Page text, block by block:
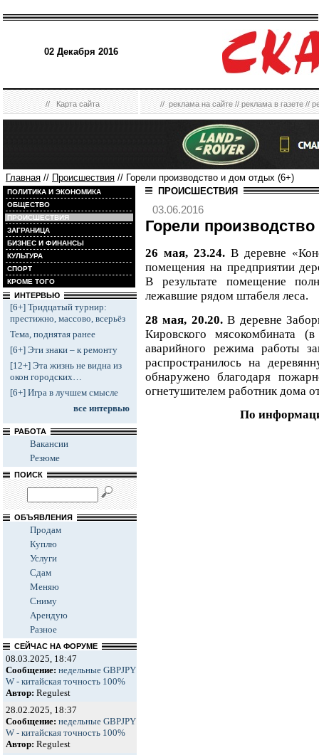
02 Декабря 2016
//Карта сайта //реклама на сайте//реклама в газете//
Главная // Происшествия // Горели производство и дом отдых (6+)
ПОЛИТИКА И ЭКОНОМИКА
ОБЩЕСТВО
ПРОИСШЕСТВИЯ
ЗАГРАНИЦА
БИЗНЕС И ФИНАНСЫ
КУЛЬТУРА
СПОРТ
КРОМЕ ТОГО
ИНТЕРВЬЮ
[6+] Тридцатый турнир:
престижно, массово, всерьёз
Тема, поднятая ранее
[6+] Эти знаки – к ремонту
[12+] Эта жизнь не видна из
окон городских…
[6+] Игра в лучшем смысле
все интервью
РАБОТА
Вакансии
Резюме
ПОИСК
ОБЪЯВЛЕНИЯ
Продам
Куплю
Услуги
Сдам
Меняю
Сниму
Арендую
Разное
СЕЙЧАС НА ФОРУМЕ
08.03.2025, 18:47
Сообщение: недельные GBPJPY
W - китайская точность 100%
Автор: Regulest
28.02.2025, 18:37
Сообщение: недельные GBPJPY
W - китайская точность 100%
Автор: Regulest
ПРОИСШЕСТВИЯ
03.06.2016
Горели
26 мая, 23.24. В деревне
помещения на предприятии
В результате помещение
лежавшие рядом штабеля леса.
28 мая, 20.20.В деревне
Кировского мясокомбината
аварийного режима работы
распространилось на
обнаружено благодаря
огнетушителем работник дома
По